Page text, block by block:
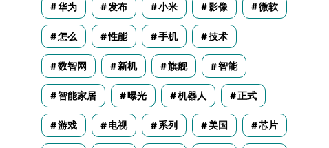
华为 发布 小米 影像 微软
怎么 性能 手机 技术
数智网 新机 旗舰 智能
智能家居 曝光 机器人 正式
游戏 电视 系列 美国 芯片